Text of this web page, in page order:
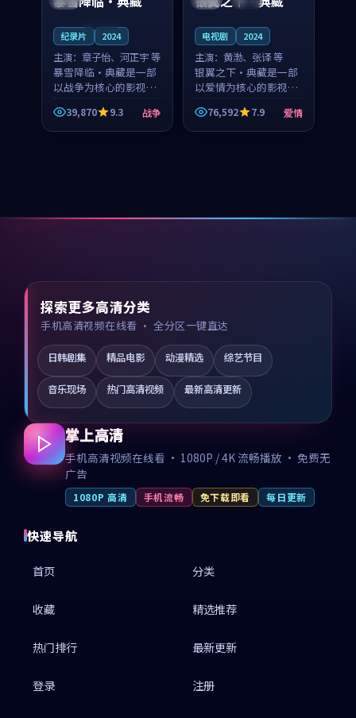
纪录片 2024
主演： 章子怡、河正宇 等
暴雪降临·典藏是一部
以战争为核心的影视作
品，围绕危机、反转与
人物成长展开，整体节
奏紧凑，值得推荐观
39,870 9.3 战争
电视剧 2024
主演： 黄渤、张译 等
银翼之下·典藏是一部
以爱情为核心的影视作
品，围绕危机、反转与
人物成长展开，整体节
奏紧凑，值得推荐观
76,592 7.9 爱情
探索更多高清分类
手机高清视频在线看 · 全分区一键直达
日韩剧集 精品电影 动漫精选 综艺节目
音乐现场 热门高清视频 最新高清更新
掌上高清
手机高清视频在线看 · 1080P / 4K 流畅播放 · 免费无
广告
1080P 高清 手机流畅 免下载即看 每日更新
快速导航
首页 分类
收藏 精选推荐
热门排行 最新更新
登录 注册